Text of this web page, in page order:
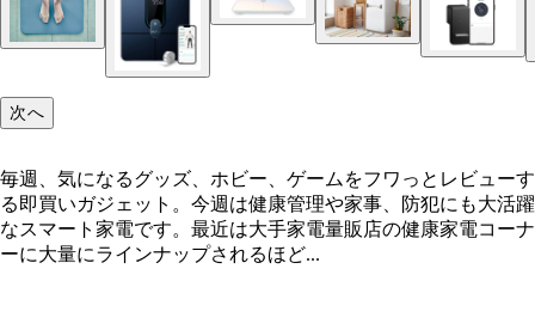
スマートバスマット issin／1万6980円
Eufy Smart Scale P2 Pro アンカー・ジャパン／
7.0kg全自動洗濯機 ANG-WM-C70-W e angle／7
円（エディオン・100満ボルト、およびエディオン
万1980円に価格改定）
次へ
毎週、気になるグッズ、ホビー、ゲームをフワっとレビューす
る即買いガジェット。今週は健康管理や家事、防犯にも大活躍
なスマート家電です。最近は大手家電量販店の健康家電コーナ
ーに大量にラインナップされるほど...